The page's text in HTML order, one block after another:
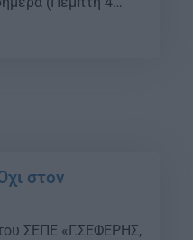
3.500 περίπου
Αθηνών και
στον
ΣΕΠΕ «Γ.ΣΕΦΕΡΗΣ,